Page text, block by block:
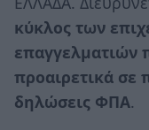
κύκλος των
επαγγελματιών
προαιρετικά σε
δηλώσεις ΦΠΑ.